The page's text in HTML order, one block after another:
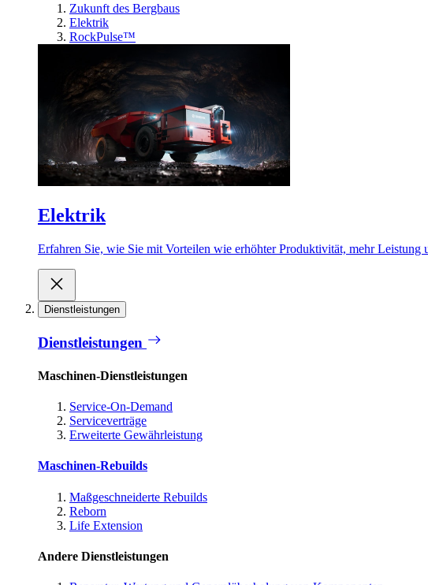
Zukunft des Bergbaus
Elektrik
RockPulse™
Elektrik
Erfahren Sie, wie Sie mit Vorteilen wie erhöhter Produktivität, mehr Leistung
Dienstleistungen
Dienstleistungen
Maschinen-Dienstleistungen
Service-On-Demand
Serviceverträge
Erweiterte Gewährleistung
Maschinen-Rebuilds
Maßgeschneiderte Rebuilds
Reborn
Life Extension
Andere Dienstleistungen